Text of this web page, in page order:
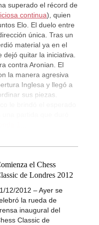
superado el récord de
continua), quien
Elo. El duelo entre
única. Tras un
material ya en el
quitar la iniciativa.
contra Aronian. El
la manera agresiva
Inglesa y llegó a
sus piezas.
el Chess
de Londres 2012
12/2012 – Ayer se
la rueda de
inaugural del
Classic de